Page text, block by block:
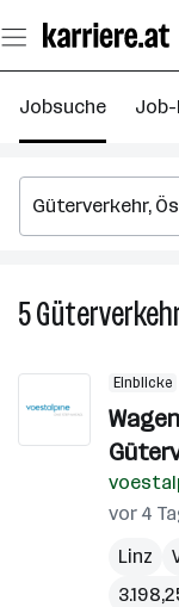
Seiteninhalt
springen
Jobsuche Job-
5
Einblicke
vor 4
Linz